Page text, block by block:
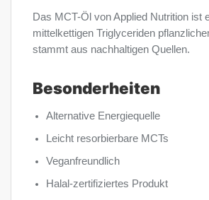
Das MCT-Öl von Applied Nutrition ist
mittelkettigen Triglyceriden
stammt aus nachhaltigen Quellen.
Besonderheiten
Alternative Energiequelle
Leicht resorbierbare MCTs
Veganfreundlich
Halal-zertifiziertes Produkt